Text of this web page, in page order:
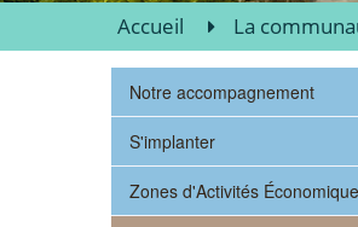
Accueil La
Notre accompagnement
S'implanter
Zones d'Activités